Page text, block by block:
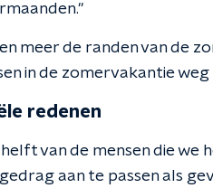
meer de randen van de
in de zomervakantie weg
redenen
helft van de mensen die we
aan te passen als